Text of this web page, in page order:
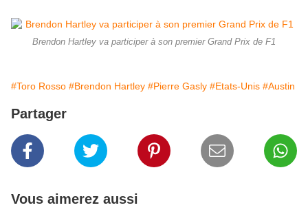
Brendon Hartley va participer à son premier Grand Prix de F1
#Toro Rosso #Brendon Hartley #Pierre Gasly #Etats-Unis #Austin
Partager
Vous aimerez aussi